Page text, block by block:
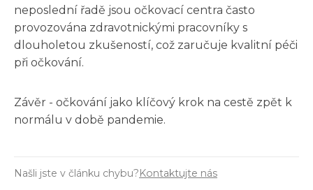
neposlední řadě jsou očkovací centra často
provozována zdravotnickými pracovníky s
dlouholetou zkušeností, což zaručuje kvalitní péči
při očkování.
Závěr - očkování jako klíčový krok na cestě zpět k
normálu v době pandemie.
Našli jste v článku chybu?Kontaktujte nás